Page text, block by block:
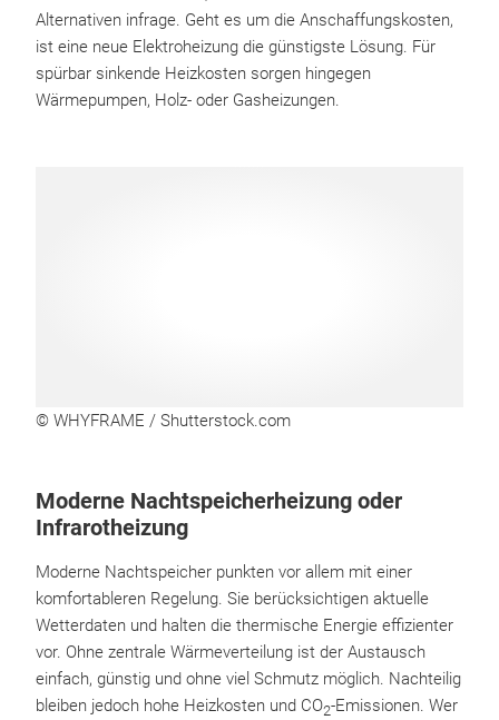
Alternativen infrage. Geht es um die Anschaffungskosten,
ist eine neue Elektroheizung die günstigste Lösung. Für
spürbar sinkende Heizkosten sorgen hingegen
Wärmepumpen, Holz- oder Gasheizungen.
© WHYFRAME / Shutterstock.com
Moderne Nachtspeicherheizung oder
Infrarotheizung
Moderne Nachtspeicher punkten vor allem mit einer
komfortableren Regelung. Sie berücksichtigen aktuelle
Wetterdaten und halten die thermische Energie effizienter
vor. Ohne zentrale Wärmeverteilung ist der Austausch
einfach, günstig und ohne viel Schmutz möglich. Nachteilig
bleiben jedoch hohe Heizkosten und CO2-Emissionen. Wer